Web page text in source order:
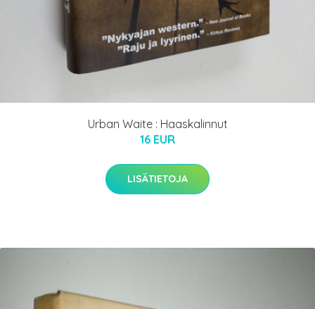
Urban Waite : Haaskalinnut
16 EUR
LISÄTIETOJA